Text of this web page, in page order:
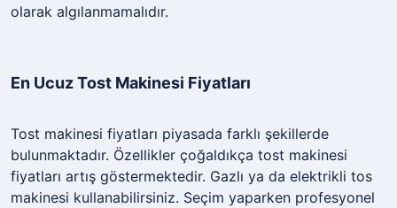
olarak algılanmamalıdır.
En Ucuz Tost Makinesi Fiyatları
Tost makinesi fiyatları piyasada farklı şekillerde
bulunmaktadır. Özellikler çoğaldıkça tost makinesi
fiyatları artış göstermektedir. Gazlı ya da elektrikli tos
makinesi kullanabilirsiniz. Seçim yaparken profesyonel